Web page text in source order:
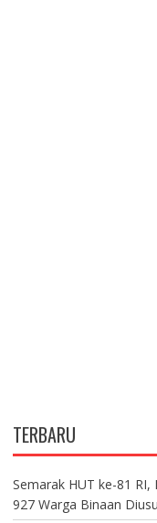
TERBARU
Semarak HUT ke-81
927 Warga Binaan